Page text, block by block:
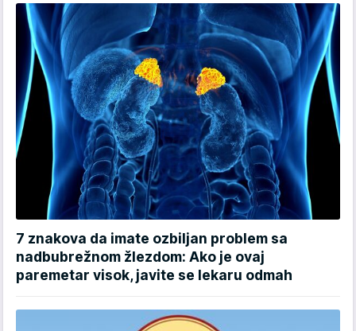
7 znakova da imate ozbiljan problem sa
nadbubrežnom žlezdom: Ako je ovaj
paremetar visok, javite se lekaru odmah